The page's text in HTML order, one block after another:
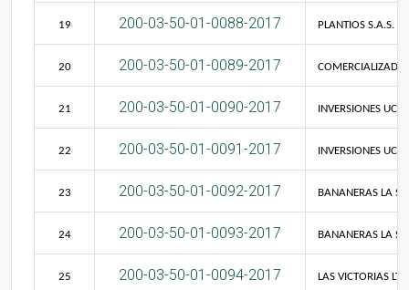
19 200-03-50-01-0088-2017 PLANTIOS S.A.S.
20 200-03-50-01-0089-2017
21 200-03-50-01-0090-2017 INVERSIONES
22 200-03-50-01-0091-2017 INVERSIONES
23 200-03-50-01-0092-2017 BANANERAS LA
24 200-03-50-01-0093-2017 BANANERAS LA
25 200-03-50-01-0094-2017 LAS VICTORIAS